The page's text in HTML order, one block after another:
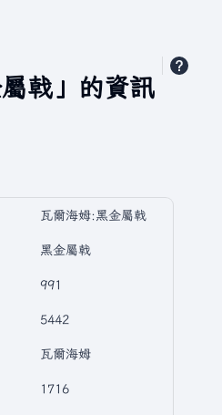
戟」的資訊
瓦爾海姆:黑金屬戟
黑金屬戟
991
5442
瓦爾海姆
1716